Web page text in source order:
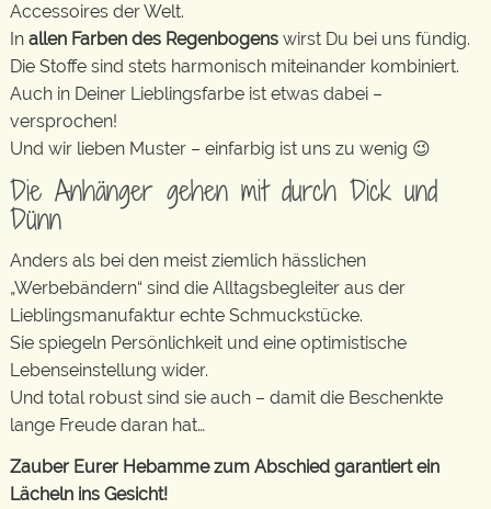
Accessoires der Welt.
In allen Farben des Regenbogens wirst Du bei uns fündig.
Die Stoffe sind stets harmonisch miteinander kombiniert.
Auch in Deiner Lieblingsfarbe ist etwas dabei –
versprochen!
Und wir lieben Muster – einfarbig ist uns zu wenig 😉
Die Anhänger gehen mit durch Dick und
Dünn
Anders als bei den meist ziemlich hässlichen
„Werbebändern“ sind die Alltagsbegleiter aus der
Lieblingsmanufaktur echte Schmuckstücke.
Sie spiegeln Persönlichkeit und eine optimistische
Lebenseinstellung wider.
Und total robust sind sie auch – damit die Beschenkte
lange Freude daran hat…
Zauber Eurer Hebamme zum Abschied garantiert ein
Lächeln ins Gesicht!